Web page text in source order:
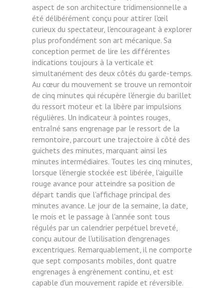
aspect de son architecture tridimensionnelle a
été délibérément conçu pour attirer l'œil
curieux du spectateur, l'encourageant à explorer
plus profondément son art mécanique. Sa
conception permet de lire les différentes
indications toujours à la verticale et
simultanément des deux côtés du garde-temps.
Au cœur du mouvement se trouve un remontoir
de cinq minutes qui récupère l'énergie du barillet
du ressort moteur et la libère par impulsions
régulières. Un indicateur à pointes rouges,
entraîné sans engrenage par le ressort de la
remontoire, parcourt une trajectoire à côté des
guichets des minutes, marquant ainsi les
minutes intermédiaires. Toutes les cinq minutes,
lorsque l'énergie stockée est libérée, l'aiguille
rouge avance pour atteindre sa position de
départ tandis que l'affichage principal des
minutes avance. Le jour de la semaine, la date,
le mois et le passage à l'année sont tous
régulés par un calendrier perpétuel breveté,
conçu autour de l'utilisation d'engrenages
excentriques. Remarquablement, il ne comporte
que sept composants mobiles, dont quatre
engrenages à engrènement continu, et est
capable d'un mouvement rapide et réversible.